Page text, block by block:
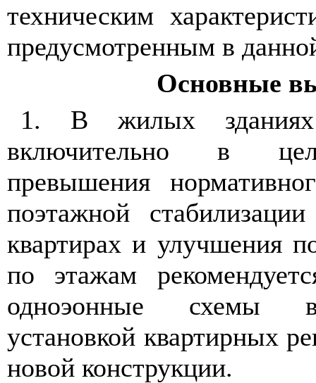
техническим
предусмотренным в
Основные
1. В жилых
включительно в
превышения
поэтажной
квартирах и улучшения
по этажам
одноэонные схемы
установкой квартирных
новой конструкции.